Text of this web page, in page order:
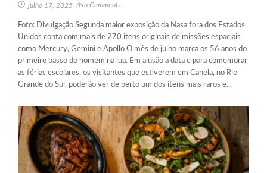
julho 17, 2025 /No Comments
Foto: Divulgação Segunda maior exposição da Nasa fora dos Estados
Unidos conta com mais de 270 itens originais de missões espaciais
como Mercury, Gemini e Apollo O mês de julho marca os 56 anos do
primeiro passo do homem na lua. Em alusão a data e para comemorar
as férias escolares, os visitantes que estiverem em Canela, no Rio
Grande do Sul, poderão ver de perto um dos itens mais raros e...